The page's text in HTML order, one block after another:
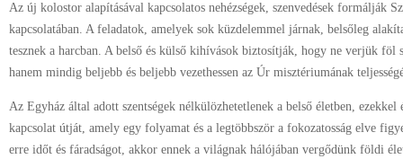
Az új kolostor alapításával kapcsolatos nehézségek, szenvedések formálják
kapcsolatában. A feladatok, amelyek sok küzdelemmel járnak, belsőleg
tesznek a harcban. A belső és külső kihívások biztosítják, hogy ne verjük föl
hanem mindig beljebb és beljebb vezethessen az Úr misztériumának
Az Egyház által adott szentségek nélkülözhetetlenek a belső életben,
kapcsolat útját, amely egy folyamat és a legtöbbször a fokozatosság elve
erre időt és fáradságot, akkor ennek a világnak hálójában vergődünk földi